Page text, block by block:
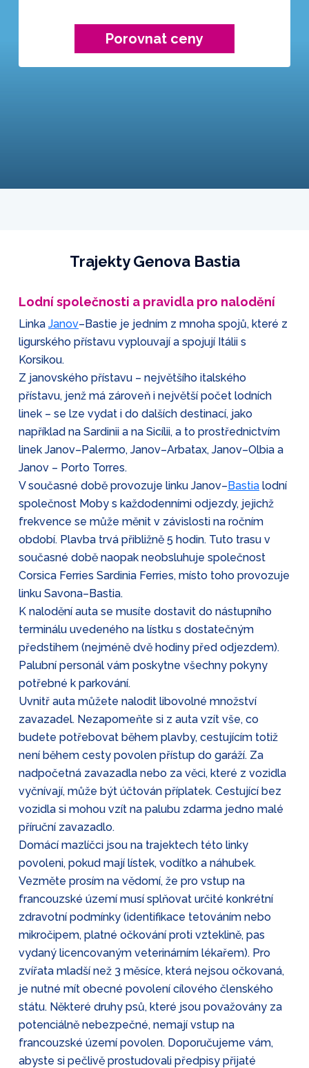
Porovnat ceny
Trajekty Genova Bastia
Lodní společnosti a pravidla pro nalodění
Linka Janov–Bastie je jedním z mnoha spojů, které z
ligurského přístavu vyplouvají a spojují Itálii s
Korsikou.
Z janovského přístavu – největšího italského
přístavu, jenž má zároveň i největší počet lodních
linek – se lze vydat i do dalších destinací, jako
například na Sardinii a na Sicílii, a to prostřednictvím
linek Janov–Palermo, Janov–Arbatax, Janov–Olbia a
Janov – Porto Torres.
V současné době provozuje linku Janov–Bastia lodní
společnost Moby s každodenními odjezdy, jejichž
frekvence se může měnit v závislosti na ročním
období. Plavba trvá přibližně 5 hodin. Tuto trasu v
současné době naopak neobsluhuje společnost
Corsica Ferries Sardinia Ferries, místo toho provozuje
linku Savona–Bastia.
K nalodění auta se musíte dostavit do nástupního
terminálu uvedeného na lístku s dostatečným
předstihem (nejméně dvě hodiny před odjezdem).
Palubní personál vám poskytne všechny pokyny
potřebné k parkování.
Uvnitř auta můžete nalodit libovolné množství
zavazadel. Nezapomeňte si z auta vzít vše, co
budete potřebovat během plavby, cestujícím totiž
není během cesty povolen přístup do garáží. Za
nadpočetná zavazadla nebo za věci, které z vozidla
vyčnívají, může být účtován příplatek. Cestující bez
vozidla si mohou vzít na palubu zdarma jedno malé
příruční zavazadlo.
Domácí mazlíčci jsou na trajektech této linky
povoleni, pokud mají lístek, vodítko a náhubek.
Vezměte prosím na vědomí, že pro vstup na
francouzské území musí splňovat určité konkrétní
zdravotní podmínky (identifikace tetováním nebo
mikročipem, platné očkování proti vzteklině, pas
vydaný licencovaným veterinárním lékařem). Pro
zvířata mladší než 3 měsíce, která nejsou očkovaná,
je nutné mít obecné povolení cílového členského
státu. Některé druhy psů, které jsou považovány za
potenciálně nebezpečné, nemají vstup na
francouzské území povolen. Doporučujeme vám,
abyste si pečlivě prostudovali předpisy přijaté